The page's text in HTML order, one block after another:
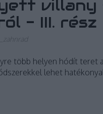
villany
- III. rész
több helyen hódít teret
lehet